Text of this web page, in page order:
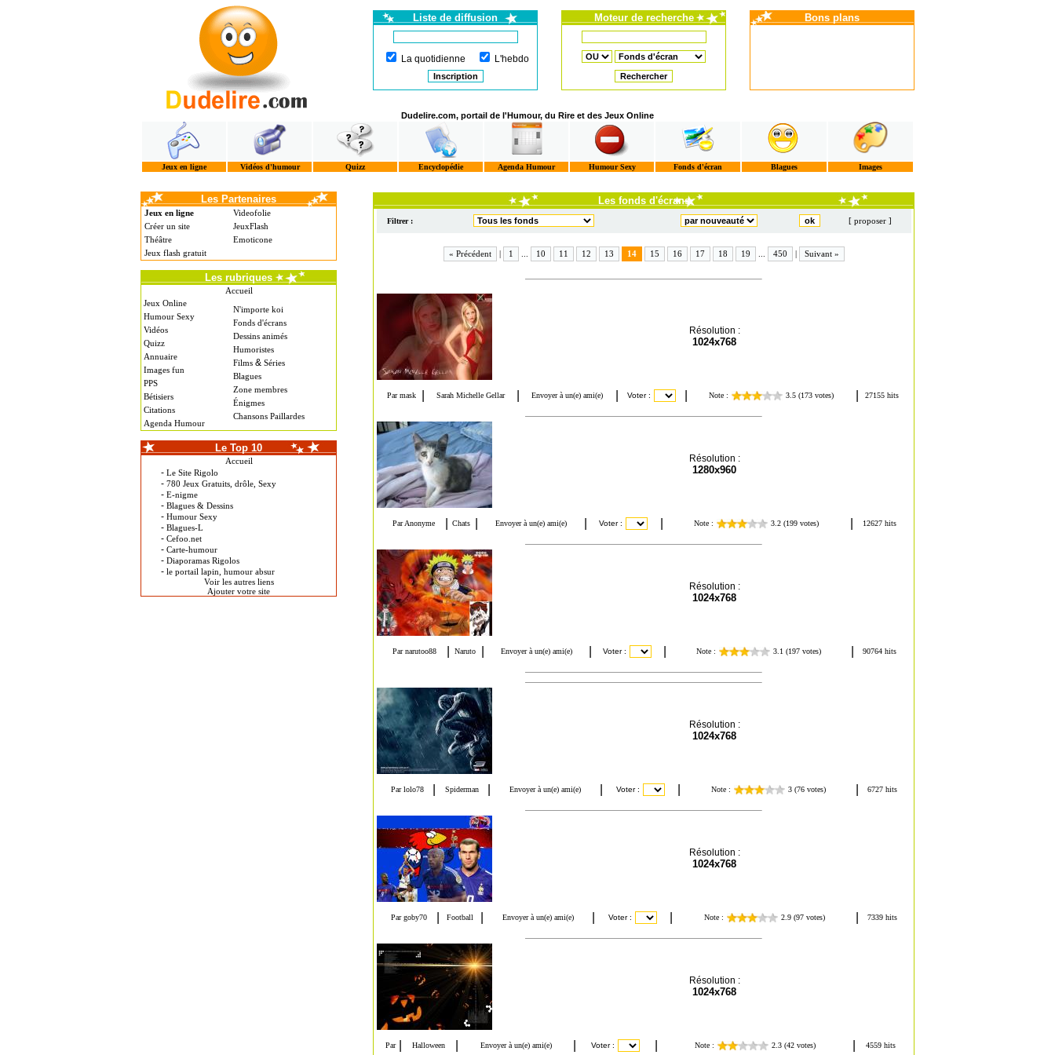
Liste de diffusion
La quotidienne L'hebdo
Moteur de recherche Bons plans
Dudelire.com, portail de l'Humour, du Rire et des Jeux Online
Jeux en ligne Vidéos d'humour Quizz Encyclopédie Agenda Humour Humour Sexy Fonds d'écran Blagues Images
Les Partenaires
Jeux en ligne
Créer un site
Théâtre
Jeux flash gratuit
Videofolie
JeuxFlash
Emoticone
Les rubriques
Accueil
Jeux Online
Humour Sexy
Vidéos
Quizz
Annuaire
Images fun
PPS
Bétisiers
Citations
Agenda Humour
N'importe koi
Fonds d'écrans
Dessins animés
Humoristes
Films & Séries
Blagues
Zone membres
Énigmes
Chansons Paillardes
Le Top 10
Accueil
- Le Site Rigolo
- 780 Jeux Gratuits, drôle, Sexy
- E-nigme
- Blagues & Dessins
- Humour Sexy
- Blagues-L
- Cefoo.net
- Carte-humour
- Diaporamas Rigolos
- le portail lapin, humour absur
Voir les autres liens
Ajouter votre site
Les fonds d'écrans
Filtrer : [ proposer ]
« Précédent | 1 10 11 12 13 14 15 16 17 18 19 450 | Suivant »
Résolution :
1024x768
Résolution :
1280x960
Résolution :
1024x768
Résolution :
1024x768
Résolution :
1024x768
Résolution :
1024x768